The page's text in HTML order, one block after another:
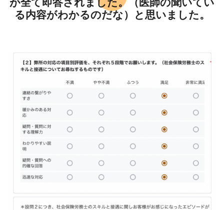
る内容がわかるのだな）と思いました。